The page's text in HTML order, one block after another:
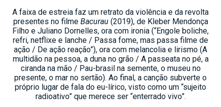
A faixa de estreia faz um retrato da violência e da revolta
presentes no filme Bacurau (2019), de Kleber Mendonça
Filho e Juliano Dornelles, ora com ironia (“Engole boliche,
refri, netflixe e lanche / Passa fome, mas passa filme de
ação / De ação reação”), ora com melancolia e lirismo (A
multidão na pessoa, a duna no grão / A passeata no pé, a
ciranda na mão / Pau-brasil na semente, o museu no
presente, o mar no sertão). Ao final, a canção subverte o
próprio lugar de fala do eu-lírico, visto como um “sujeito
radioativo” que merece ser “enterrado vivo”.